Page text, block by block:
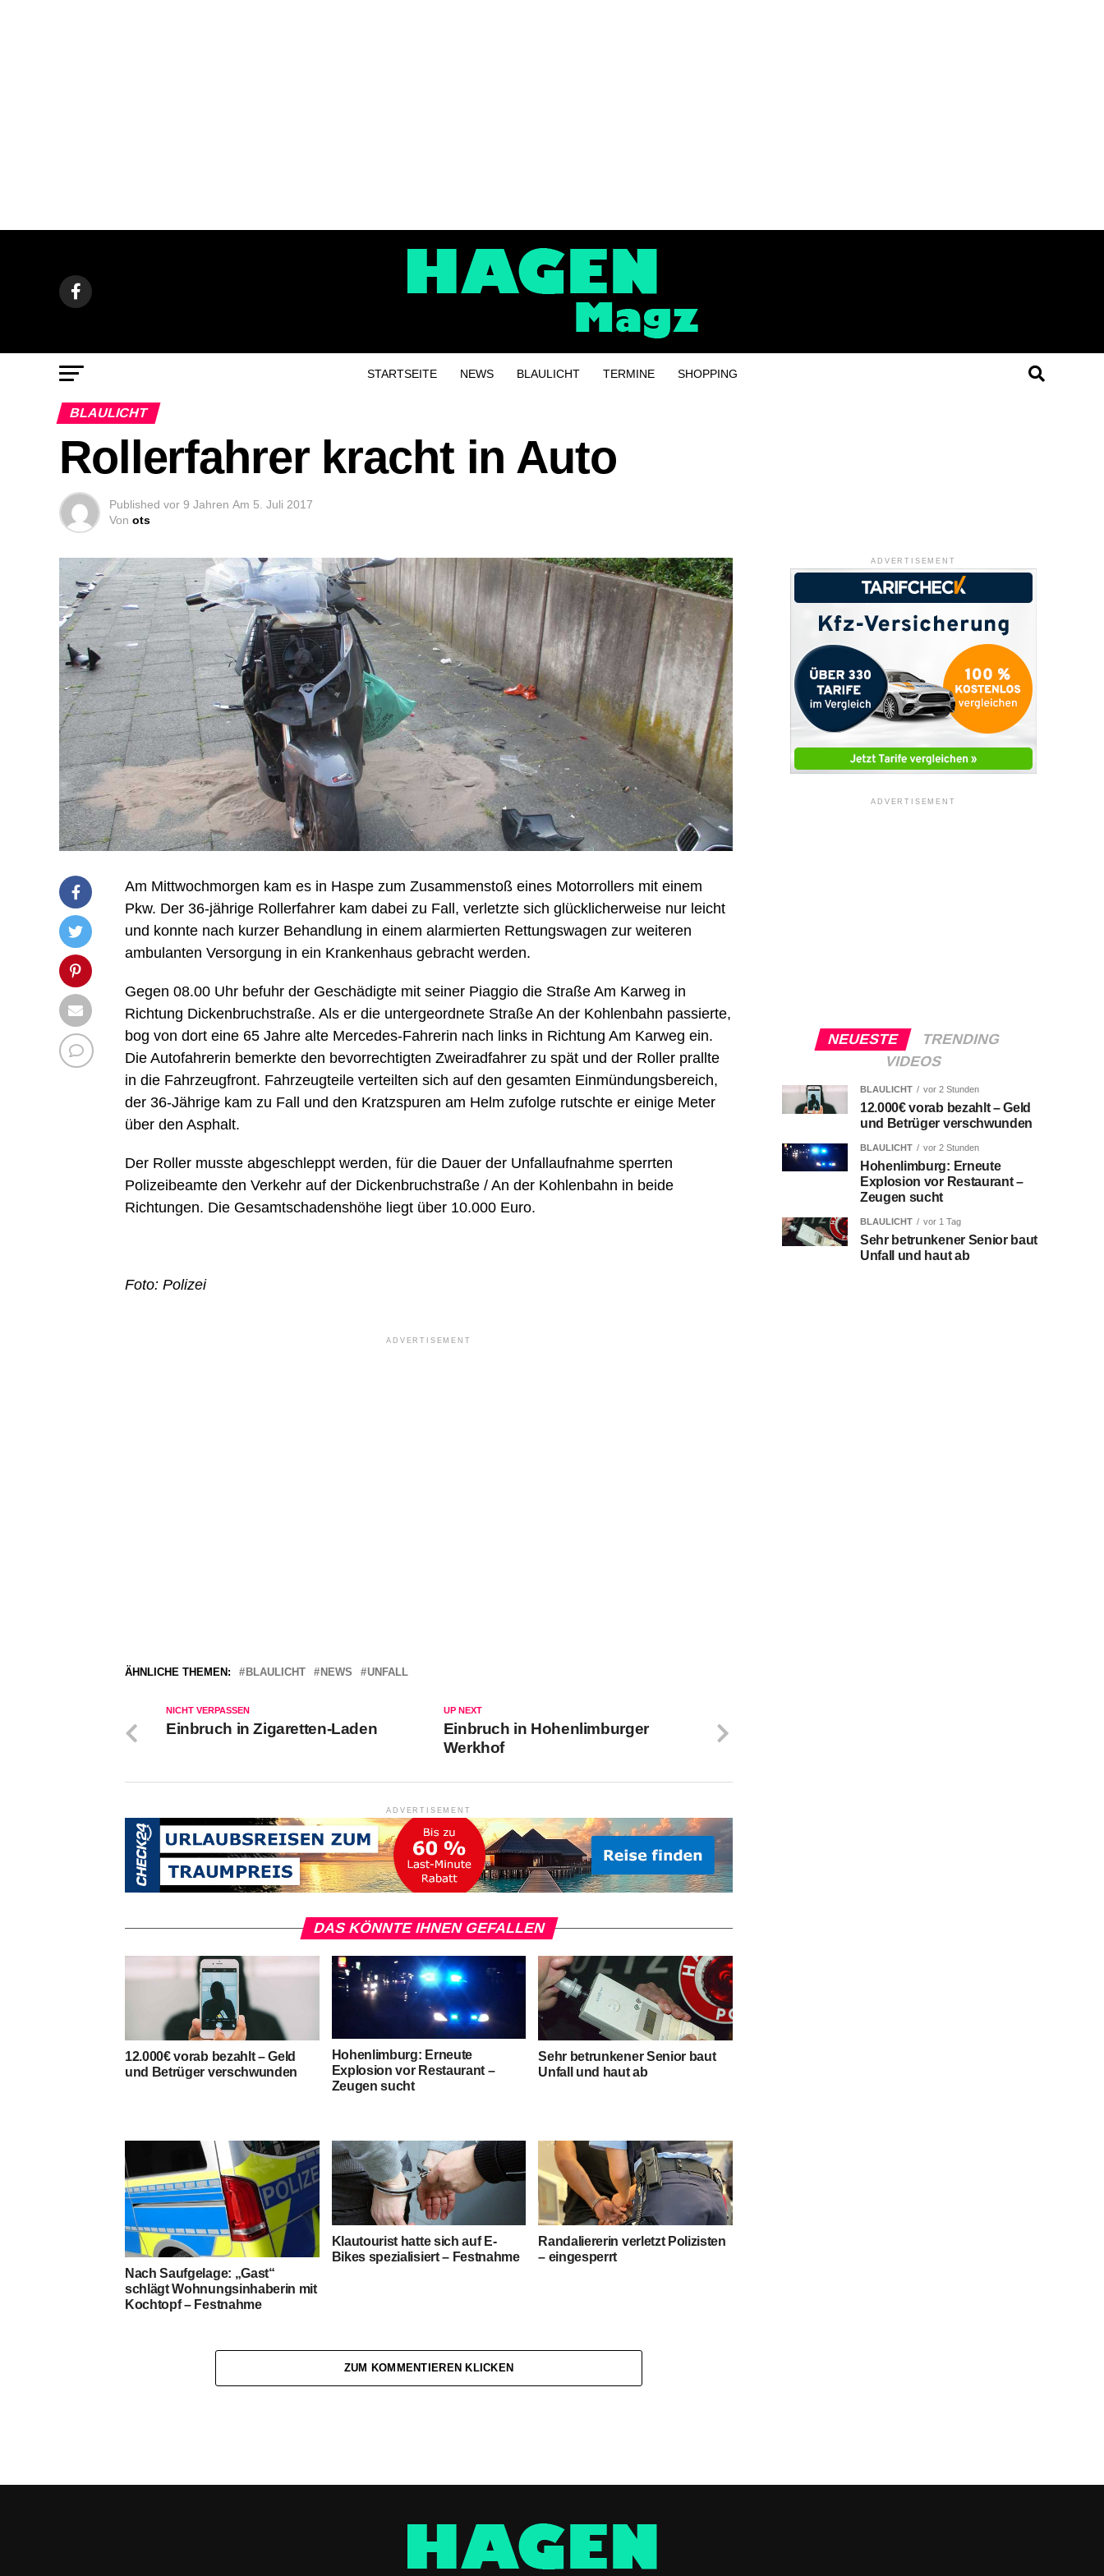
STARTSEITE NEWS BLAULICHT TERMINE SHOPPING
BLAULICHT
Rollerfahrer kracht in Auto
Published vor 9 Jahren Am 5. Juli 2017
Von ots
Am Mittwochmorgen kam es in Haspe zum Zusammenstoß eines Motorrollers mit einem
Pkw. Der 36-jährige Rollerfahrer kam dabei zu Fall, verletzte sich glücklicherweise nur leicht
und konnte nach kurzer Behandlung in einem alarmierten Rettungswagen zur weiteren
ambulanten Versorgung in ein Krankenhaus gebracht werden.
Gegen 08.00 Uhr befuhr der Geschädigte mit seiner Piaggio die Straße Am Karweg in
Richtung Dickenbruchstraße. Als er die untergeordnete Straße An der Kohlenbahn passierte,
bog von dort eine 65 Jahre alte Mercedes-Fahrerin nach links in Richtung Am Karweg ein.
Die Autofahrerin bemerkte den bevorrechtigten Zweiradfahrer zu spät und der Roller prallte
in die Fahrzeugfront. Fahrzeugteile verteilten sich auf den gesamten Einmündungsbereich,
der 36-Jährige kam zu Fall und den Kratzspuren am Helm zufolge rutschte er einige Meter
über den Asphalt.
Der Roller musste abgeschleppt werden, für die Dauer der Unfallaufnahme sperrten
Polizeibeamte den Verkehr auf der Dickenbruchstraße / An der Kohlenbahn in beide
Richtungen. Die Gesamtschadenshöhe liegt über 10.000 Euro.
Foto: Polizei
ADVERTISEMENT
ÄHNLICHE THEMEN: BLAULICHT NEWS UNFALL
UP NEXT
Einbruch in Hohenlimburger
Werkhof
NICHT VERPASSEN
Einbruch in Zigaretten-Laden
ADVERTISEMENT
DAS KÖNNTE IHNEN GEFALLEN
12.000€ vorab bezahlt – Geld
und Betrüger verschwunden
Hohenlimburg: Erneute
Explosion vor Restaurant –
Zeugen sucht
Sehr betrunkener Senior baut
Unfall und haut ab
Nach Saufgelage: „Gast“
schlägt Wohnungsinhaberin mit
Kochtopf – Festnahme
Klautourist hatte sich auf E-
Bikes spezialisiert – Festnahme
Randaliererin verletzt Polizisten
– eingesperrt
ZUM KOMMENTIEREN KLICKEN
ADVERTISEMENT
ADVERTISEMENT
NEUESTE
TRENDING
VIDEOS
BLAULICHT vor 2 Stunden
12.000€ vorab bezahlt – Geld
und Betrüger verschwunden
BLAULICHT vor 2 Stunden
Hohenlimburg: Erneute
Explosion vor Restaurant –
Zeugen sucht
BLAULICHT vor 1 Tag
Sehr betrunkener Senior baut
Unfall und haut ab